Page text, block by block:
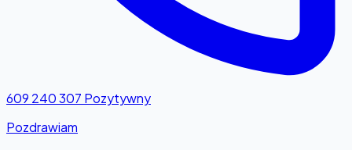
609 240 307 Pozytywny
Pozdrawiam